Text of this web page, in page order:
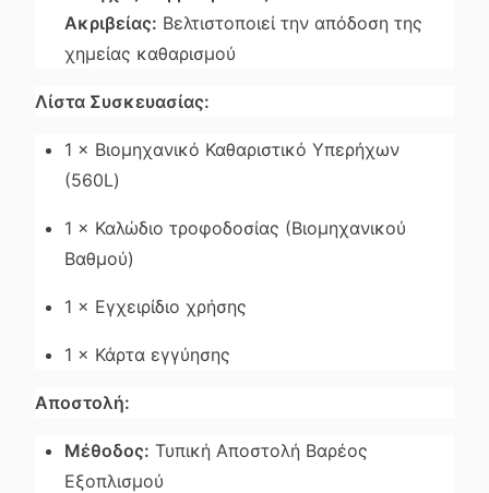
Ακριβείας: Βελτιστοποιεί την απόδοση της
χημείας καθαρισμού
Λίστα Συσκευασίας:
1 × Βιομηχανικό Καθαριστικό Υπερήχων
(560L)
1 × Καλώδιο τροφοδοσίας (Βιομηχανικού
Βαθμού)
1 × Εγχειρίδιο χρήσης
1 × Κάρτα εγγύησης
Αποστολή:
Μέθοδος: Τυπική Αποστολή Βαρέος
Εξοπλισμού